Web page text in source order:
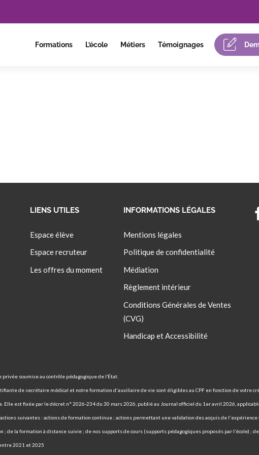
Formations L’école Métiers Témoignages
LIENS UTILES
Espace élève
Espace recruteur
Les offres du moment
INFORMATIONS LÉGALES
Mentions légales
Politique de confidentialité
Médiation
Règlement intérieur
Conditions Générales de Ventes
(CVG)
Handicap et Accessibilité
soumise au contrôle pédagogique de l’État.
de secrétaire médical et notre formation d'auxiliaire de vie sont éligibles au CPF en fonction de votre
est fixée par le décret n° 2026-234 du 30 mars 2026, publié au Journal officiel du 1er avril 2026,
suivantes : actions de formation continue ; actions permettant une validation des acquis de l'expérience
de la formation à distance suivie ; de nos supports de cours (supports pédagogiques proposés par l’école) ;
2021 et 2025